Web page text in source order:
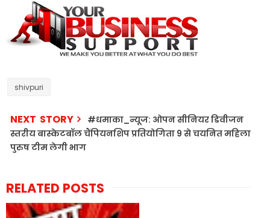
shivpuri
NEXT STORY
#धमाका_न्यूज: ओपन सीनियर डिवीजन
स्तरीय बास्केटबॉल चैंपियनशिप प्रतियोगिता 9 से चयनित महिला
पुरुष टीम लेगी भाग
RELATED POSTS